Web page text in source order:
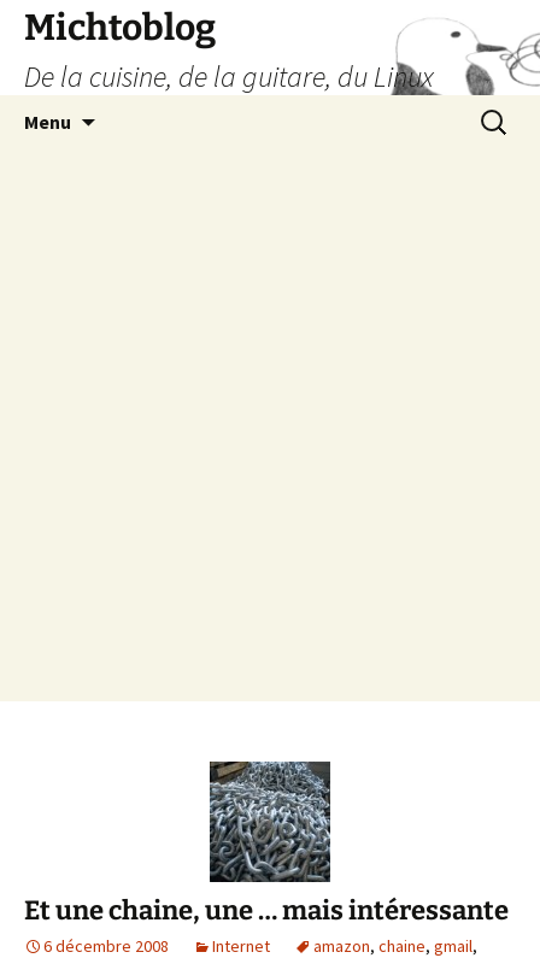
Aller
contenu
Michtoblog
De la cuisine, de la guitare, du Linux
Menu
Et une chaine, une … mais intéressante
6 décembre 2008 Internet amazon, chaine, gmail,